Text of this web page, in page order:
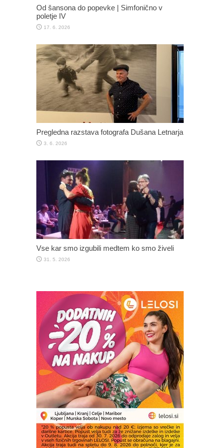
Od šansona do popevke | Simfonično v
poletje IV
17. 6. 2026
Pregledna razstava fotografa Dušana Letnarja
3. 6. 2026
Vse kar smo izgubili medtem ko smo živeli
31. 5. 2026